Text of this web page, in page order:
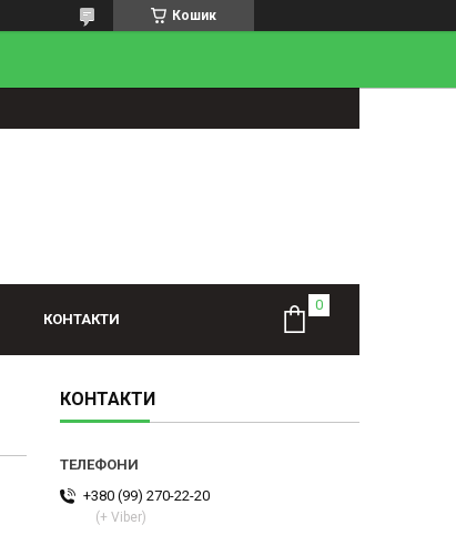
Кошик
КОНТАКТИ
КОНТАКТИ
+380 (99) 270-22-20
(+ Viber)